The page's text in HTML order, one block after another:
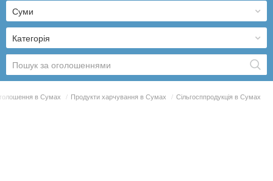
Категорія
Суми
в Сумах / Продукти харчування в Сумах / Сільгосппродукція в Сумах